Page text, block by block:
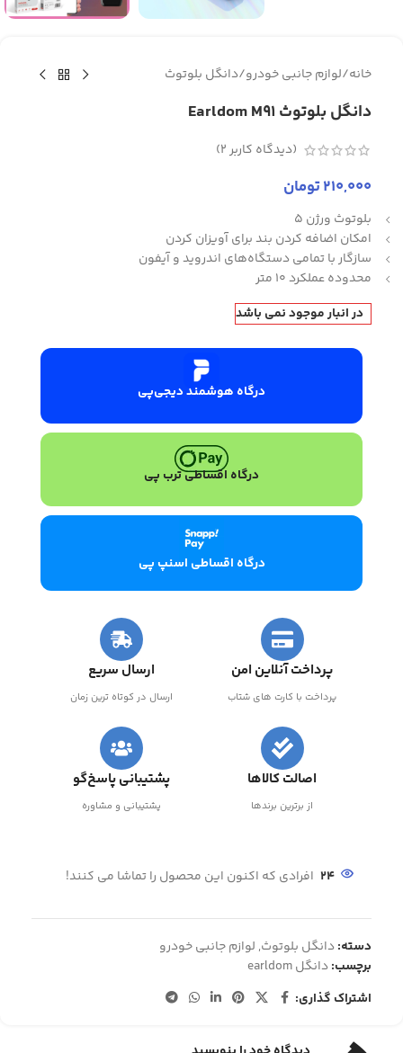
خانه/لوازم جانبی خودرو/دانگل بلوتوث
دانگل بلوتوث Earldom M91
(دیدگاه کاربر2
)
210,000تومان
بلوتوث ورژن 5
امکان اضافه کردن بند برای آویزان کردن
سازگار با تمامی دستگاه‌های اندروید و آیفون
محدوده عملکرد 10 متر
در انبار موجود نمی باشد
درگاه هوشمند دیجی‌پی
درگاه اقساطی ترب پی
درگاه اقساطی اسنپ پی
پرداخت آنلاین امن
پرداخت با کارت های شتاب
ارسال سریع
ارسال در کوتاه ترین زمان
اصالت کالاها
از برترین برندها
پشتیبانی پاسخ‌گو
پشتیبانی و مشاوره
24 افرادی که اکنون این محصول را تماشا می کنند!
دسته:دانگل بلوتوث, لوازم جانبی خودرو
برچسب:دانگل earldom
اشتراک گذاری: